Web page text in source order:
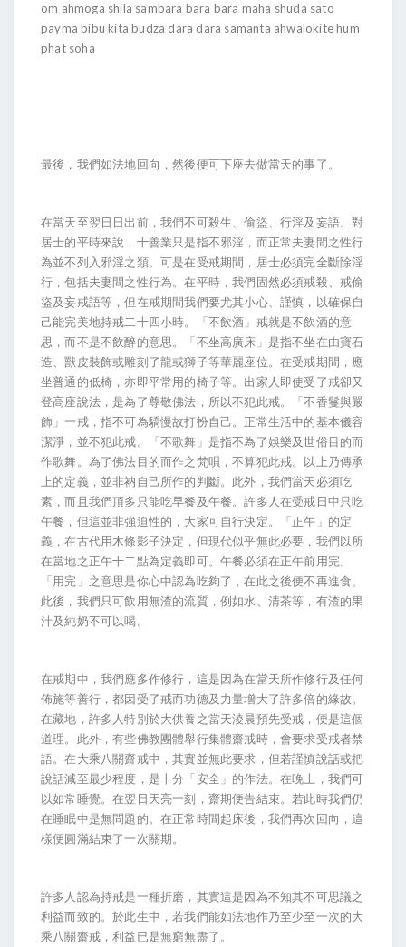
om ahmoga shila sambara bara bara maha shuda sato
payma bibu kita budza dara dara samanta ahwalokite hum
phat soha
最後，我們如法地回向，然後便可下座去做當天的事了。
在當天至翌日日出前，我們不可殺生、偷盜、行淫及妄語。對
居士的平時來說，十善業只是指不邪淫，而正常夫妻間之性行
為並不列入邪淫之類。可是在受戒期間，居士必須完全斷除淫
行，包括夫妻間之性行為。在平時，我們固然必須戒殺、戒偷
盜及妄戒語等，但在戒期間我們要尤其小心、謹慎，以確保自
己能完美地持戒二十四小時。「不飲酒」戒就是不飲酒的意
思，而不是不飲醉的意思。「不坐高廣床」是指不坐在由寶石
造、獸皮裝飾或雕刻了龍或獅子等華麗座位。在受戒期間，應
坐普通的低椅，亦即平常用的椅子等。出家人即使受了戒卻又
登高座說法，是為了尊敬佛法，所以不犯此戒。「不香鬘與嚴
飾」一戒，指不可為驕慢故打扮自己。正常生活中的基本儀容
潔淨，並不犯此戒。「不歌舞」是指不為了娛樂及世俗目的而
作歌舞。為了佛法目的而作之梵唄，不算犯此戒。以上乃傳承
上的定義，並非衲自己所作的判斷。此外，我們當天必須吃
素，而且我們頂多只能吃早餐及午餐。許多人在受戒日中只吃
午餐，但這並非強迫性的，大家可自行決定。「正午」的定
義，在古代用木條影子決定，但現代似乎無此必要，我們以所
在當地之正午十二點為定義即可。午餐必須在正午前用完。
「用完」之意思是你心中認為吃夠了，在此之後便不再進食。
此後，我們只可飲用無渣的流質，例如水、清茶等，有渣的果
汁及純奶不可以喝。
在戒期中，我們應多作修行，這是因為在當天所作修行及任何
佈施等善行，都因受了戒而功德及力量增大了許多倍的緣故。
在藏地，許多人特別於大供養之當天淩晨預先受戒，便是這個
道理。此外，有些佛教團體舉行集體齋戒時，會要求受戒者禁
語。在大乘八關齋戒中，其實並無此要求，但若謹慎說話或把
說話減至最少程度，是十分「安全」的作法。在晚上，我們可
以如常睡覺。在翌日天亮一刻，齋期便告結束。若此時我們仍
在睡眠中是無問題的。在正常時間起床後，我們再次回向，這
樣便圓滿結束了一次關期。
許多人認為持戒是一種折磨，其實這是因為不知其不可思議之
利益而致的。於此生中，若我們能如法地作乃至少至一次的大
乘八關齋戒，利益已是無窮無盡了。